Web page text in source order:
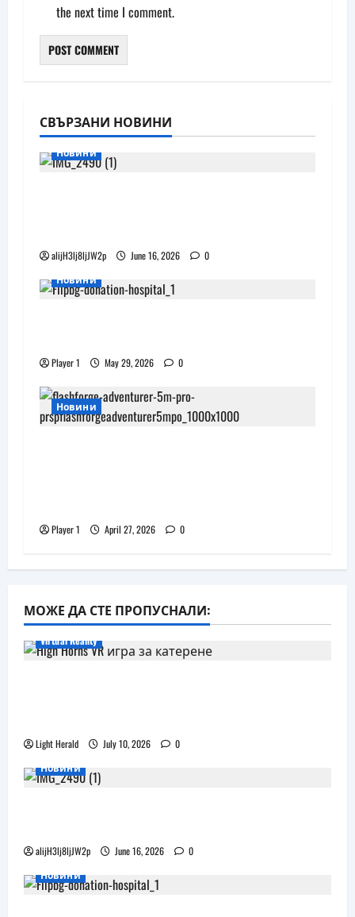
the next time I comment.
СВЪРЗАНИ НОВИНИ
Новини
alijH3lj8ljJW2p June 16, 2026
0
Новини
Player 1 May 29, 2026 0
Новини
Player 1 April 27, 2026 0
МОЖЕ ДА СТЕ ПРОПУСНАЛИ:
Virtual Reality
Light Herald July 10, 2026
0
Новини
alijH3lj8ljJW2p June 16, 2026
0
Новини